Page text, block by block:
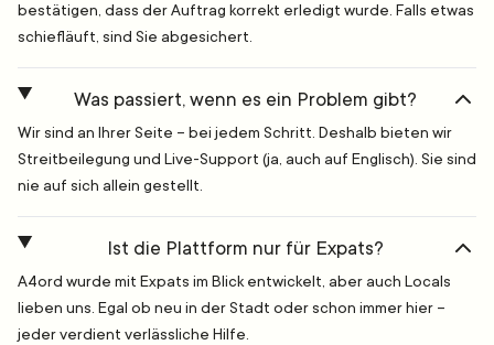
bestätigen, dass der Auftrag korrekt erledigt wurde. Falls etwas
schiefläuft, sind Sie abgesichert.
Was passiert, wenn es ein Problem gibt?
Wir sind an Ihrer Seite – bei jedem Schritt. Deshalb bieten wir
Streitbeilegung und Live-Support (ja, auch auf Englisch). Sie sind
nie auf sich allein gestellt.
Ist die Plattform nur für Expats?
A4ord wurde mit Expats im Blick entwickelt, aber auch Locals
lieben uns. Egal ob neu in der Stadt oder schon immer hier –
jeder verdient verlässliche Hilfe.